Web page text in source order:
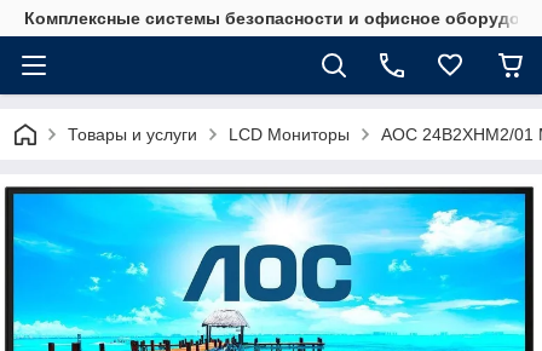
Комплексные системы безопасности и офисное
Товары и услуги LCD Мониторы AOC 24B2XHM2/01